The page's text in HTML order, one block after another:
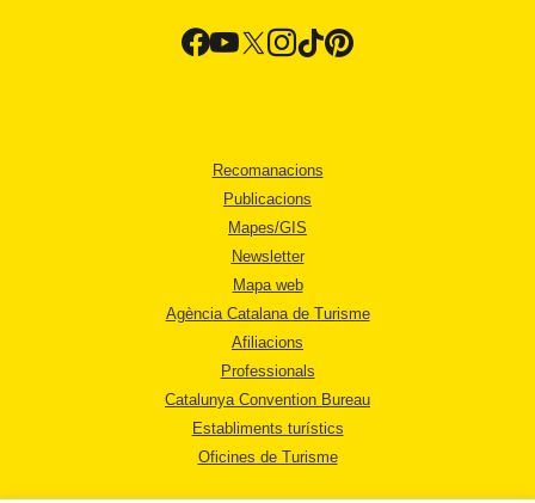
Recomanacions
Publicacions
Mapes/GIS
Newsletter
Mapa web
Agència Catalana de Turisme
Afiliacions
Professionals
Catalunya Convention Bureau
Establiments turístics
Oficines de Turisme